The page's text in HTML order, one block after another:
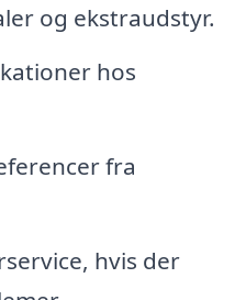
og ekstraudstyr.
hos
fra
hvis der